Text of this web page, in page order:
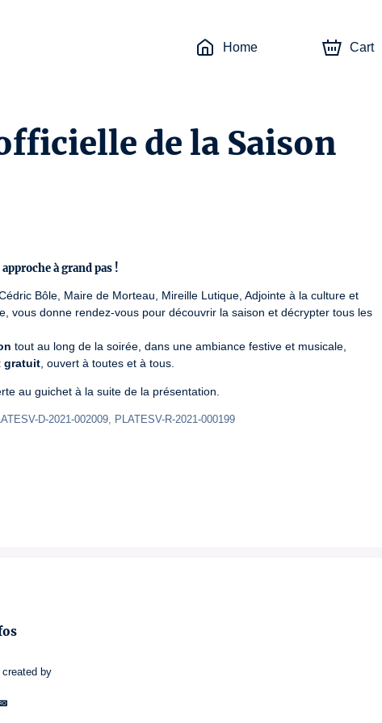
Home Cart
de la Saison
à grand pas !
Cédric Bôle, Maire de Morteau, Mireille Lutique, Adjointe à la culture et
vous donne rendez-vous pour découvrir la saison et décrypter tous les
tout au long de la soirée, dans une ambiance festive et musicale,
gratuit , ouvert à toutes et à tous.
au guichet à la suite de la présentation.
D-2021-002009, PLATESV-R-2021-000199
created by